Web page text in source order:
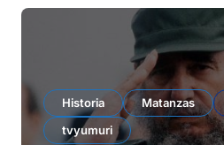
Historia Matanzas
tvyumuri